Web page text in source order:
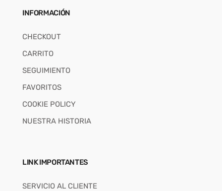
INFORMACIÓN
CHECKOUT
CARRITO
SEGUIMIENTO
FAVORITOS
COOKIE POLICY
NUESTRA HISTORIA
LINK IMPORTANTES
SERVICIO AL CLIENTE